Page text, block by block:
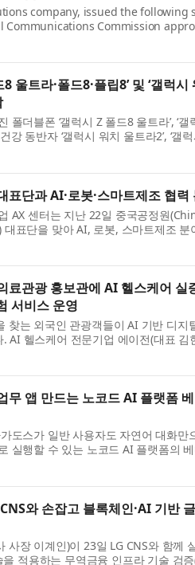
company, issued the following
Communications Commission
that makes 160 megahertz of
울트라·폴드8·플립8’ 및 ‘갤럭
더블폰 ‘갤럭시 Z 폴드8 울트라’, ‘갤
강 동반자 ‘갤럭시 워치 울트라2’, ‘갤럭
3일까지 진행한다. 국내 공식 출시일은
표단과 AI·로봇·스마트제조 협력
AX 센터는 지난 22일 중국공정원
표단을 맞아 AI, 로봇, 스마트제조 분
다. 이번 방문에는 중국공정원 원사이
료관광 홍보관에 AI 헬스케어 실
서비스 운영
찾는 외국인 관광객들이 AI 기반 디지
AI 헬스케어 전문기업 에이전(대표 김
공공 실증사업’ 수행기업으로
무 앱 만드는 노코드 AI 플랫폼
도스가 일반 사용자도 자연어 대화만
실행할 수 있는 노코드 AI 플랫폼의
코드 AI 플랫폼은 사용자가 원하는 업
와 손잡고 블록체인·AI 기반
사장 이계인)이 23일 LG CNS와 함께
적용하는 무역금융 인프라 기술 검증